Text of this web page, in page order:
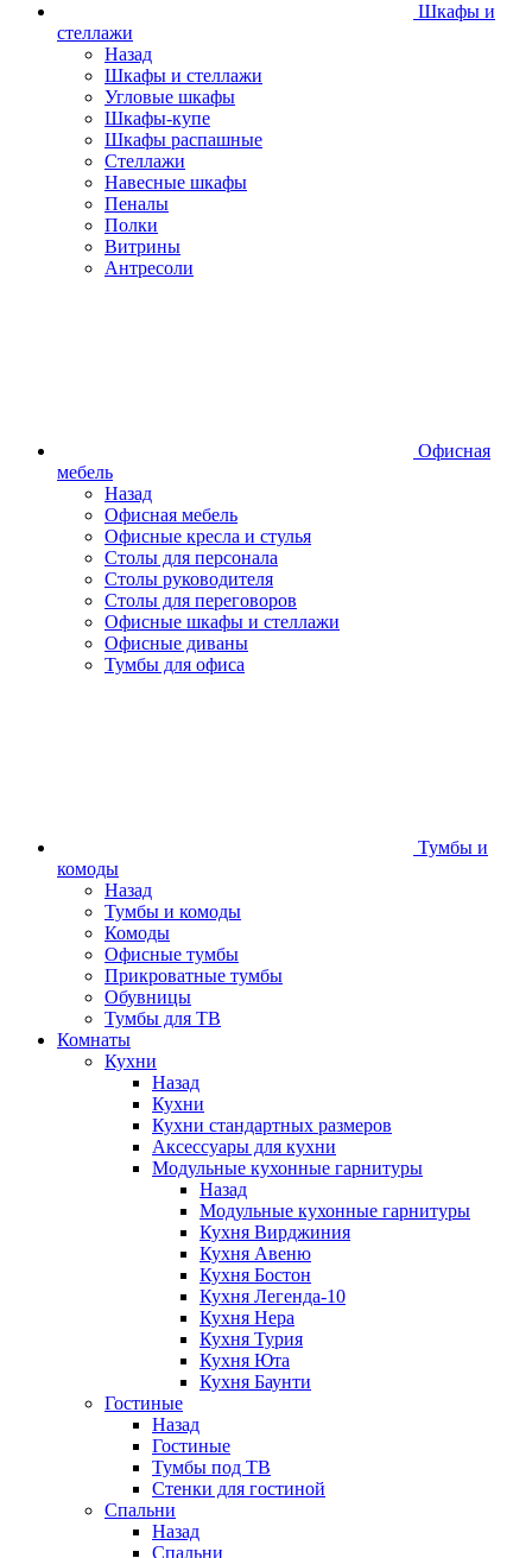
Шкафы и
стеллажи
Назад
Шкафы и стеллажи
Угловые шкафы
Шкафы-купе
Шкафы распашные
Стеллажи
Навесные шкафы
Пеналы
Полки
Витрины
Антресоли
Офисная
мебель
Назад
Офисная мебель
Офисные кресла и стулья
Столы для персонала
Столы руководителя
Столы для переговоров
Офисные шкафы и стеллажи
Офисные диваны
Тумбы для офиса
Тумбы и
комоды
Назад
Тумбы и комоды
Комоды
Офисные тумбы
Прикроватные тумбы
Обувницы
Тумбы для ТВ
Комнаты
Кухни
Назад
Кухни
Кухни стандартных размеров
Аксессуары для кухни
Модульные кухонные гарнитуры
Назад
Модульные кухонные гарнитуры
Кухня Вирджиния
Кухня Авеню
Кухня Бостон
Кухня Легенда-10
Кухня Нера
Кухня Турия
Кухня Юта
Кухня Баунти
Гостиные
Назад
Гостиные
Тумбы под ТВ
Стенки для гостиной
Спальни
Назад
Спальни